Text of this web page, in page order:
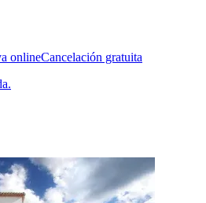
onlineCancelación gratuita